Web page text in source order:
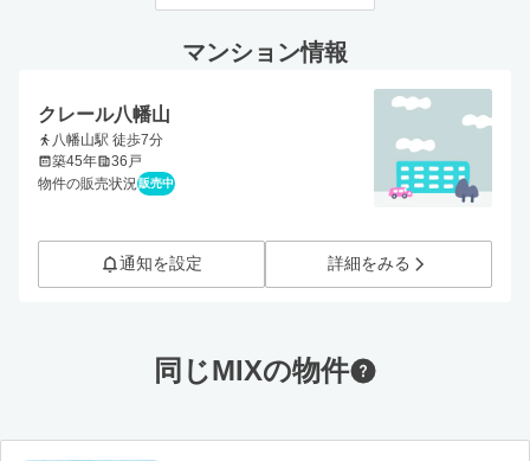
マンション情報
クレール八幡山
八幡山駅 徒歩7分
築45年
36戸
物件の販売状況 販売中
通知を設定 詳細をみる
同じMIXの物件